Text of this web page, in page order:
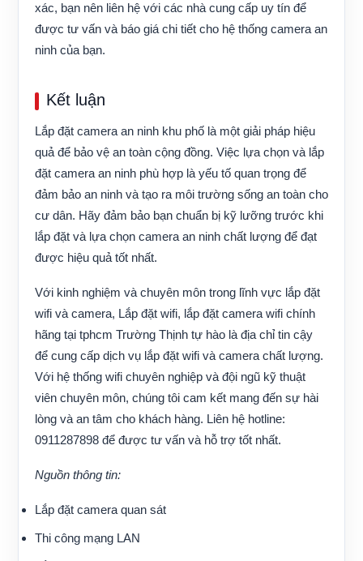
xác, bạn nên liên hệ với các nhà cung cấp uy tín để
được tư vấn và báo giá chi tiết cho hệ thống camera an
ninh của bạn.
Kết luận
Lắp đặt camera an ninh khu phố là một giải pháp hiệu
quả để bảo vệ an toàn cộng đồng. Việc lựa chọn và lắp
đặt camera an ninh phù hợp là yếu tố quan trọng để
đảm bảo an ninh và tạo ra môi trường sống an toàn cho
cư dân. Hãy đảm bảo bạn chuẩn bị kỹ lưỡng trước khi
lắp đặt và lựa chọn camera an ninh chất lượng để đạt
được hiệu quả tốt nhất.
Với kinh nghiệm và chuyên môn trong lĩnh vực lắp đặt
wifi và camera, Lắp đặt wifi, lắp đặt camera wifi chính
hãng tại tphcm Trường Thịnh tự hào là địa chỉ tin cậy
để cung cấp dịch vụ lắp đặt wifi và camera chất lượng.
Với hệ thống wifi chuyên nghiệp và đội ngũ kỹ thuật
viên chuyên môn, chúng tôi cam kết mang đến sự hài
lòng và an tâm cho khách hàng. Liên hệ hotline:
0911287898 để được tư vấn và hỗ trợ tốt nhất.
Nguồn thông tin:
Lắp đặt camera quan sát
Thi công mạng LAN